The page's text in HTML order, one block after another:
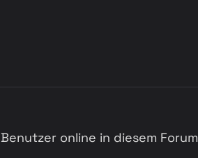
Benutzer online in diesem Forum